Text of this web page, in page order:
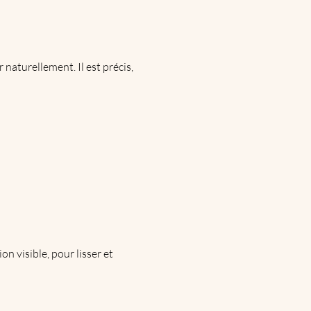
naturellement. Il est précis,
visible, pour lisser et